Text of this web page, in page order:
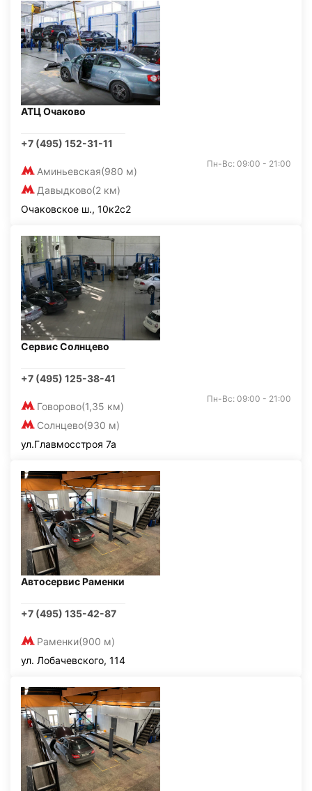
АТЦ Очаково
+7 (495) 152-31-11
Аминьевская(980 м)
Давыдково(2 км)
Пн-Вс: 09:00 - 21:00
Очаковское ш., 10к2с2
Сервис Солнцево
+7 (495) 125-38-41
Говорово(1,35 км)
Солнцево(930 м)
Пн-Вс: 09:00 - 21:00
ул.Главмосстроя 7а
Автосервис Раменки
+7 (495) 135-42-87
Раменки(900 м)
ул. Лобачевского, 114